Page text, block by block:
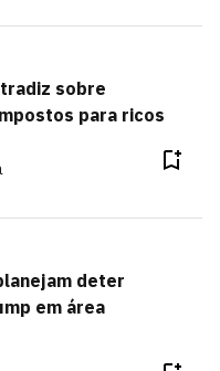
sobre
para ricos
deter
em área